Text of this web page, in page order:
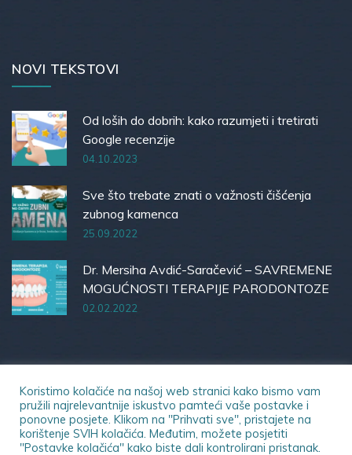
NOVI TEKSTOVI
Od loših do dobrih: kako razumjeti i tretirati
Google recenzije
04.10.2023
Sve što trebate znati o važnosti čišćenja
zubnog kamenca
25.09.2022
Dr. Mersiha Avdić-Saračević – SAVREMENE
MOGUĆNOSTI TERAPIJE PARODONTOZE
02.02.2022
© 2023 Dental Office | Sva prava zadržana.
Koristimo kolačiće na našoj web stranici kako bismo vam
pružili najrelevantnije iskustvo pamteći vaše postavke i
ponovne posjete. Klikom na "Prihvati sve", pristajete na
korištenje SVIH kolačića. Međutim, možete posjetiti
"Postavke kolačića" kako biste dali kontrolirani pristanak.